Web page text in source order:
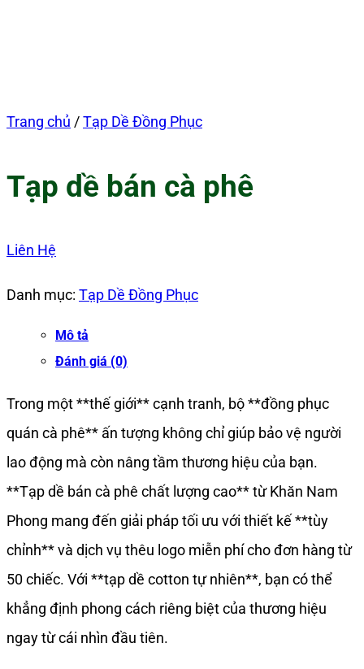
Trang chủ /Tạp Dề Đồng Phục
Tạp dề bán cà phê
Liên Hệ
Danh mục: Tạp Dề Đồng Phục
Mô tả
Đánh giá (0)
Trong một **thế giới** cạnh tranh, bộ **đồng phục
quán cà phê** ấn tượng không chỉ giúp bảo vệ người
lao động mà còn nâng tầm thương hiệu của bạn.
**Tạp dề bán cà phê chất lượng cao** từ Khăn Nam
Phong mang đến giải pháp tối ưu với thiết kế **tùy
chỉnh** và dịch vụ thêu logo miễn phí cho đơn hàng từ
50 chiếc. Với **tạp dề cotton tự nhiên**, bạn có thể
khẳng định phong cách riêng biệt của thương hiệu
ngay từ cái nhìn đầu tiên.